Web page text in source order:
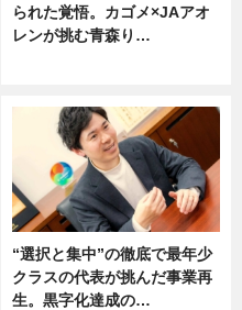
られた覚悟。カゴメ×JAアオ
レンが挑む青森り…
“選択と集中”の徹底で最年少
クラスの代表が挑んだ事業再
生。黒字化達成の…